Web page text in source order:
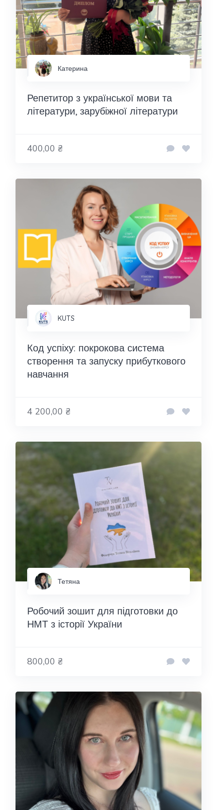
Катерина
Репетитор з української мови та
літератури, зарубіжної літератури
400,00 ₴
KUTS
Код успіху: покрокова система
створення та запуску прибуткового
навчання
4 200,00 ₴
Тетяна
Робочий зошит для підготовки до
НМТ з історії України
800,00 ₴